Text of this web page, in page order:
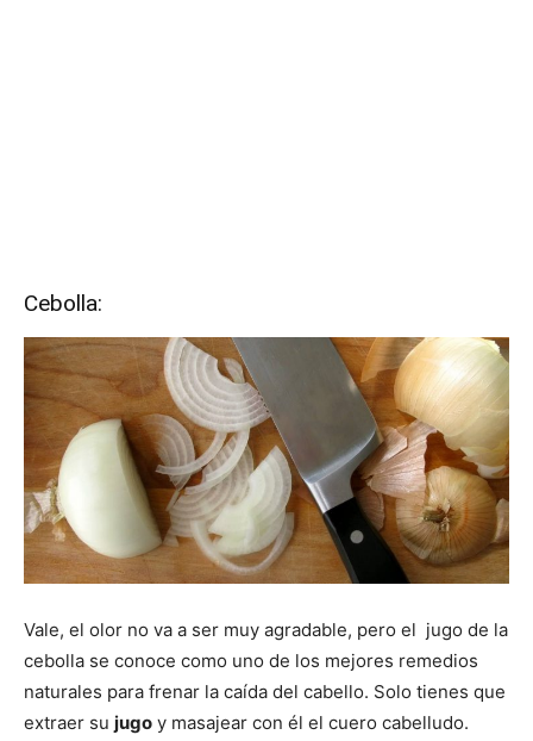
Cebolla:
Vale, el olor no va a ser muy agradable, pero el jugo de la
cebolla se conoce como uno de los mejores remedios
naturales para frenar la caída del cabello. Solo tienes que
extraer su jugo y masajear con él el cuero cabelludo.